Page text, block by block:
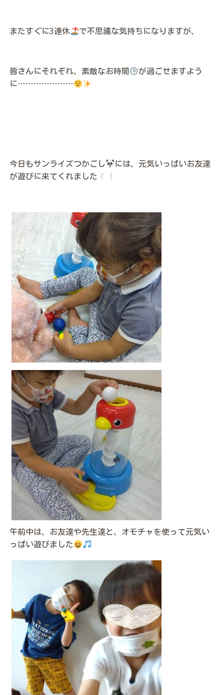
またすぐに3連休 で不思議な気持ちになりますが、
皆さんにそれぞれ、素敵なお時間
が過ごせますよう
に…………………
今日もサンライズつかごし
には、元気いっぱいお友達
が遊びに来てくれました
午前中は、お友達や先生達と、オモチャを使って元気い
っぱい遊びました